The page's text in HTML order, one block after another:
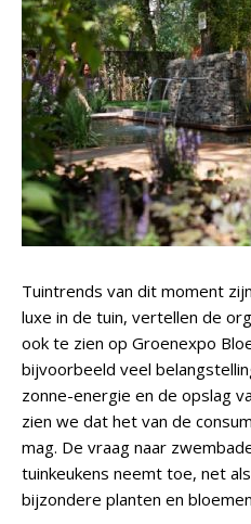
Tuintrends van dit moment
luxe in de tuin, vertellen de
ook te zien op Groenexpo
bijvoorbeeld veel
zonne-energie en de opslag
zien we dat het van de
mag. De vraag naar
tuinkeukens neemt toe, net
bijzondere planten en